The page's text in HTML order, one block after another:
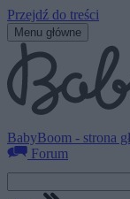
Przejdź do treści
Menu główne
BabyBoom - strona
Forum